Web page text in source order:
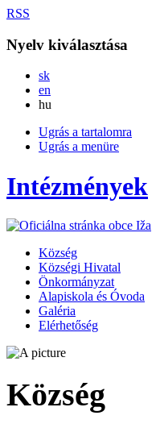
RSS
Nyelv kiválasztása
skSlovensky
en
hu
Ugrás a tartalomra
Ugrás a menüre
Intézmények
Község
Községi Hivatal
Önkormányzat
Alapiskola és Óvoda
Galéria
Elérhetőség
Község